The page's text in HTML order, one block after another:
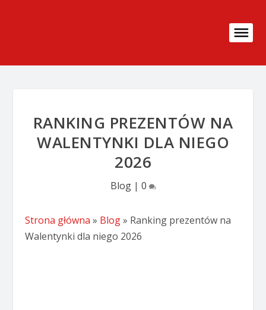
RANKING PREZENTÓW NA
WALENTYNKI DLA NIEGO
2026
Blog| 0
Strona główna » Blog» Ranking prezentów na
Walentynki dla niego 2026